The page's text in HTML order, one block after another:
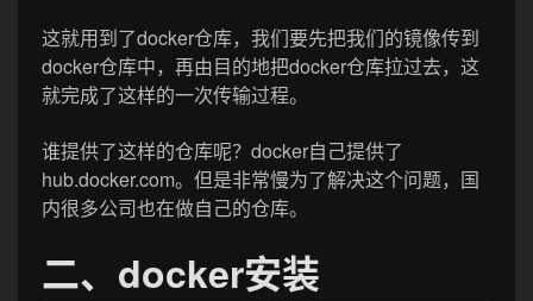
这就用到了docker仓库，我们要先把我们的镜像传到
docker仓库中，再由目的地把docker仓库拉过去，这
就完成了这样的一次传输过程。
谁提供了这样的仓库呢？docker自己提供了
hub.docker.com。但是非常慢为了解决这个问题，国
内很多公司也在做自己的仓库。
二、docker安装